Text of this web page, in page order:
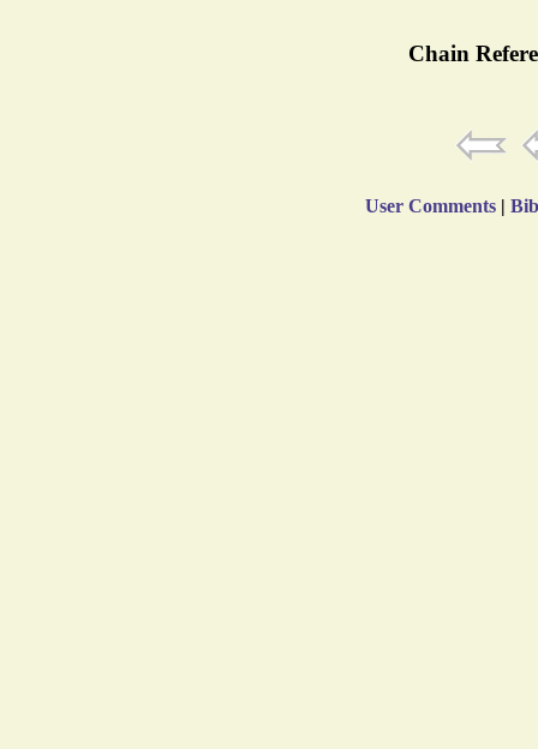
Chain
User Comments |